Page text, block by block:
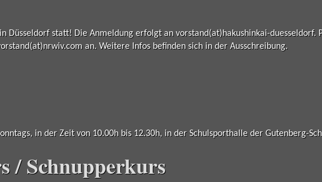
Düsseldorf statt! Die Anmeldung erfolgt an vorstand(at)hakushinkai-duesseldorf.
an. Weitere Infos befinden sich in der Ausschreibung.
in der Zeit von 10.00h bis 12.30h, in der Schulsporthalle der Gutenberg-
/ Schnupperkurs